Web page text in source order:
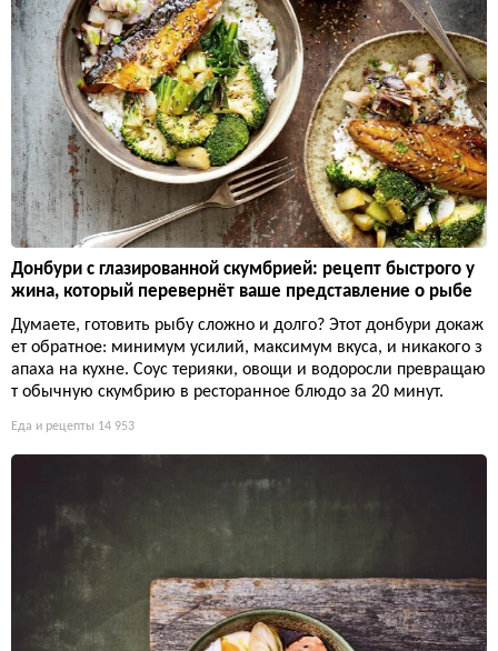
Донбури с глазированной скумбрией: рецепт быстрого у
жина, который перевернёт ваше представление о рыбе
Думаете, готовить рыбу сложно и долго? Этот донбури докаж
ет обратное: минимум усилий, максимум вкуса, и никакого з
апаха на кухне. Соус терияки, овощи и водоросли превращаю
т обычную скумбрию в ресторанное блюдо за 20 минут.
Еда и рецепты 14 953